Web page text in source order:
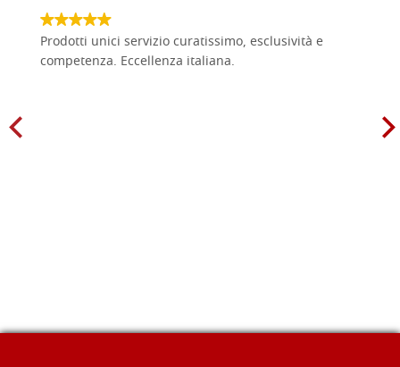
Prodotti unici servizio curatissimo, esclusività e
competenza. Eccellenza italiana.